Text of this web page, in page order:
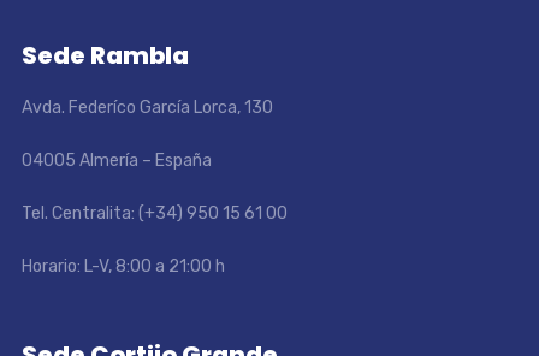
Sede Rambla
Avda. Federíco García Lorca, 130
04005 Almería – España
Tel. Centralita: (+34) 950 15 61 00
Horario: L-V, 8:00 a 21:00 h